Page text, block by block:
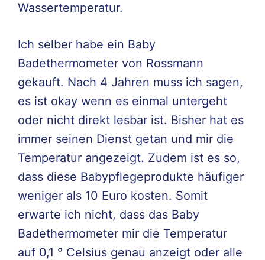
Wassertemperatur.
Ich selber habe ein Baby
Badethermometer von Rossmann
gekauft. Nach 4 Jahren muss ich sagen,
es ist okay wenn es einmal untergeht
oder nicht direkt lesbar ist. Bisher hat es
immer seinen Dienst getan und mir die
Temperatur angezeigt. Zudem ist es so,
dass diese Babypflegeprodukte häufiger
weniger als 10 Euro kosten. Somit
erwarte ich nicht, dass das Baby
Badethermometer mir die Temperatur
auf 0,1 ° Celsius genau anzeigt oder alle